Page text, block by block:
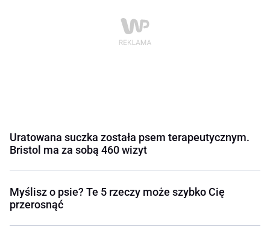
Uratowana suczka została psem terapeutycznym.
Bristol ma za sobą 460 wizyt
Myślisz o psie? Te 5 rzeczy może szybko Cię
przerosnąć